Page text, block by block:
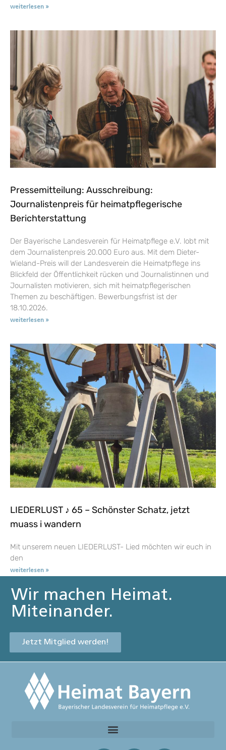
weiterlesen »
Pressemitteilung: Ausschreibung:
Journalistenpreis für heimatpflegerische
Berichterstattung
Der Bayerische Landesverein für Heimatpflege e.V. lobt mit
dem Journalistenpreis 20.000 Euro aus. Mit dem Dieter-
Wieland-Preis will der Landesverein die Heimatpflege ins
Blickfeld der Öffentlichkeit rücken und Journalistinnen und
Journalisten motivieren, sich mit heimatpflegerischen
Themen zu beschäftigen. Bewerbungsfrist ist der
18.10.2026.
weiterlesen »
LIEDERLUST ♪ 65 – Schönster Schatz, jetzt
muass i wandern
Mit unserem neuen LIEDERLUST- Lied möchten wir euch in
den
weiterlesen »
Wir machen Heimat.
Miteinander.
Jetzt Mitglied werden!